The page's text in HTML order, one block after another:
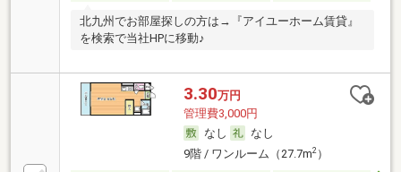
北九州でお部屋探しの方は→『アイユーホーム賃貸』
を検索で当社HPに移動♪
3.30万円
管理費3,000円
なし
なし
9階 / ワンルーム（27.7m2）